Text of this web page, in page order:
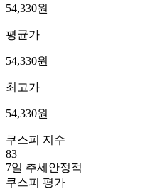
54,330원
평균가
54,330원
최고가
54,330원
쿠스피 지수
83
7일 추세 안정적
쿠스피 평가